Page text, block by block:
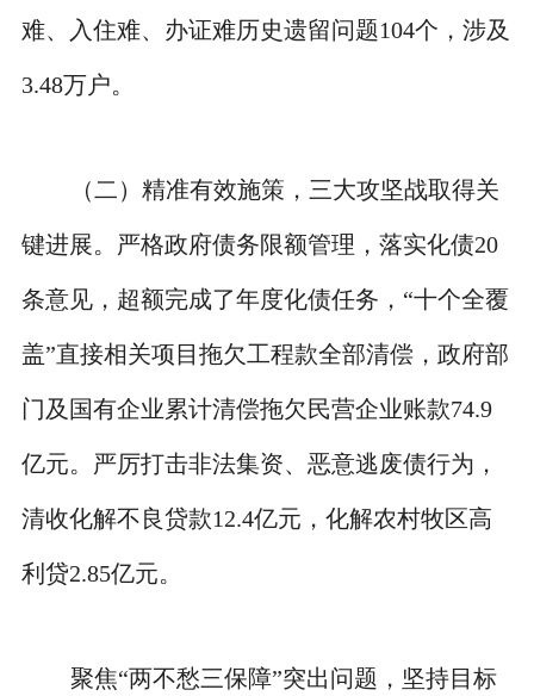
难、入住难、办证难历史遗留问题104个，涉及
3.48万户。
（二）精准有效施策，三大攻坚战取得关
键进展。严格政府债务限额管理，落实化债20
条意见，超额完成了年度化债任务，“十个全覆
盖”直接相关项目拖欠工程款全部清偿，政府部
门及国有企业累计清偿拖欠民营企业账款74.9
亿元。严厉打击非法集资、恶意逃废债行为，
清收化解不良贷款12.4亿元，化解农村牧区高
利贷2.85亿元。
聚焦“两不愁三保障”突出问题，坚持目标